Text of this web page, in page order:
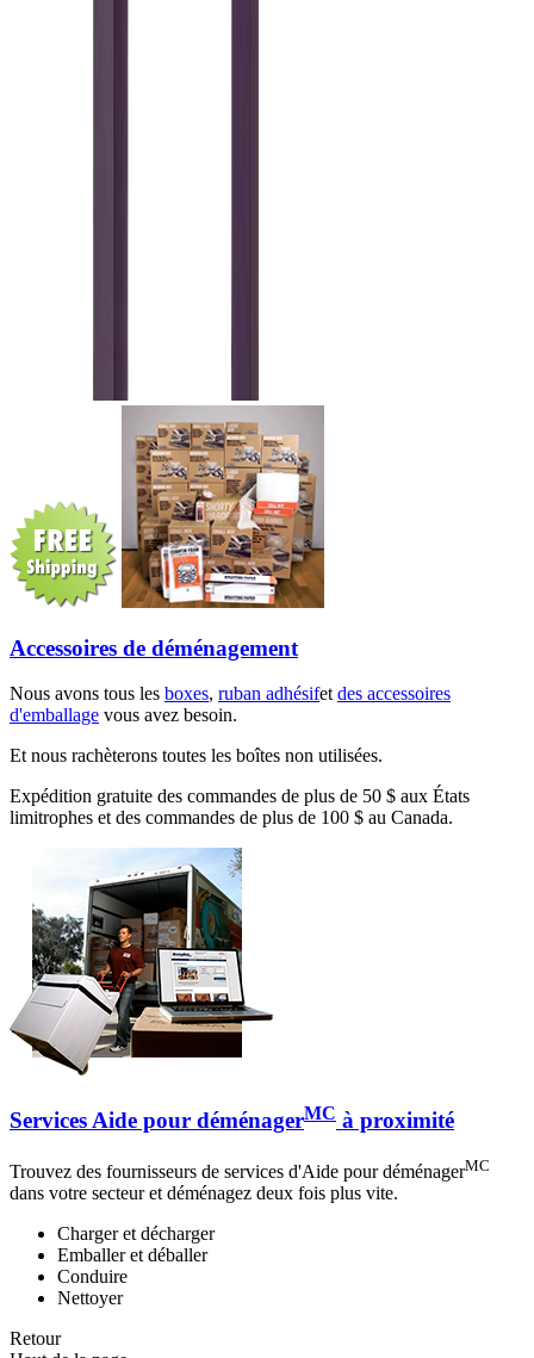
Accessoires de déménagement
Nous avons tous les boxes, ruban adhésifetdes accessoires
d'emballage vous avez besoin.
Et nous rachèterons toutes les boîtes non utilisées.
Expédition gratuite des commandes de plus de 50 $ aux États
limitrophes et des commandes de plus de 100 $ au Canada.
Services Aide pour déménagerMC à proximité
Trouvez des fournisseurs de services d'Aide pour déménagerMC
dans votre secteur et déménagez deux fois plus vite.
Charger et décharger
Emballer et déballer
Conduire
Nettoyer
Retour